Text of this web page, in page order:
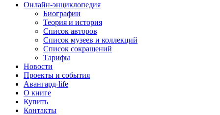
Онлайн-энциклопедия
Биографии
Теория и история
Список авторов
Список музеев и коллекций
Список сокращений
Тарифы
Новости
Проекты и события
Авангард-life
О книге
Купить
Контакты